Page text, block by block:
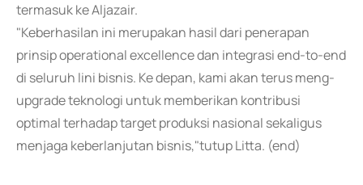
termasuk ke Aljazair.
"Keberhasilan ini merupakan hasil dari penerapan
prinsip operational excellence dan integrasi end-to-end
di seluruh lini bisnis. Ke depan, kami akan terus meng-
upgrade teknologi untuk memberikan kontribusi
optimal terhadap target produksi nasional sekaligus
menjaga keberlanjutan bisnis,"tutup Litta. (end)